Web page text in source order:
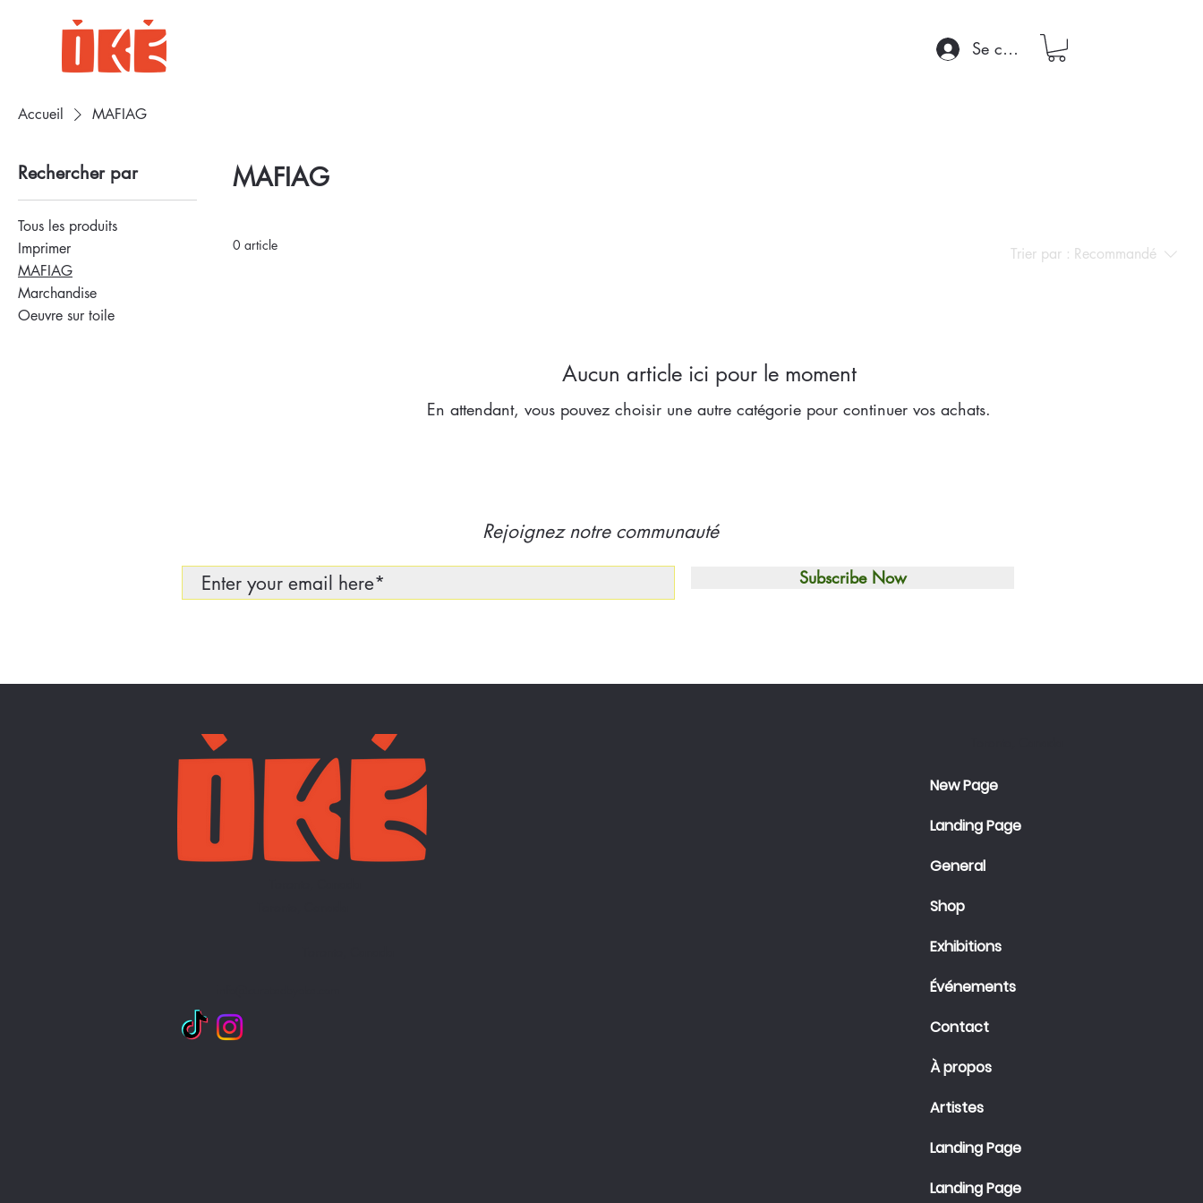
Se connecter
Accueil MAFIAG
Rechercher par
Tous les produits
Imprimer
MAFIAG
Marchandise
Oeuvre sur toile
MAFIAG
0 article Trier par : Recommandé
Aucun article ici pour le moment
En attendant, vous pouvez choisir une autre catégorie pour continuer vos achats.
Rejoignez notre communauté
Subscribe Now
New Page
Landing Page
General
Shop
Exhibitions
Événements
Contact
À propos
Artistes
Landing Page
Landing Page